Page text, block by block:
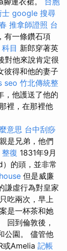
士 google 搜尋
推拿師證照 台
有一條鑽石項
目 新郎穿著英
對他來說肯定很
彼得和他的妻子
seo 竹北傳統整
，他護送了他的
裡，在那裡他
意思 台中刮痧
是兄弟，他們
復 1831年9月
的頭，並非常
但是威廉
謙虛行為對皇家
吃兩次，早上
是一杯茶和她
回到倫敦後，
公園。 儘管他
或Amelia 記帳